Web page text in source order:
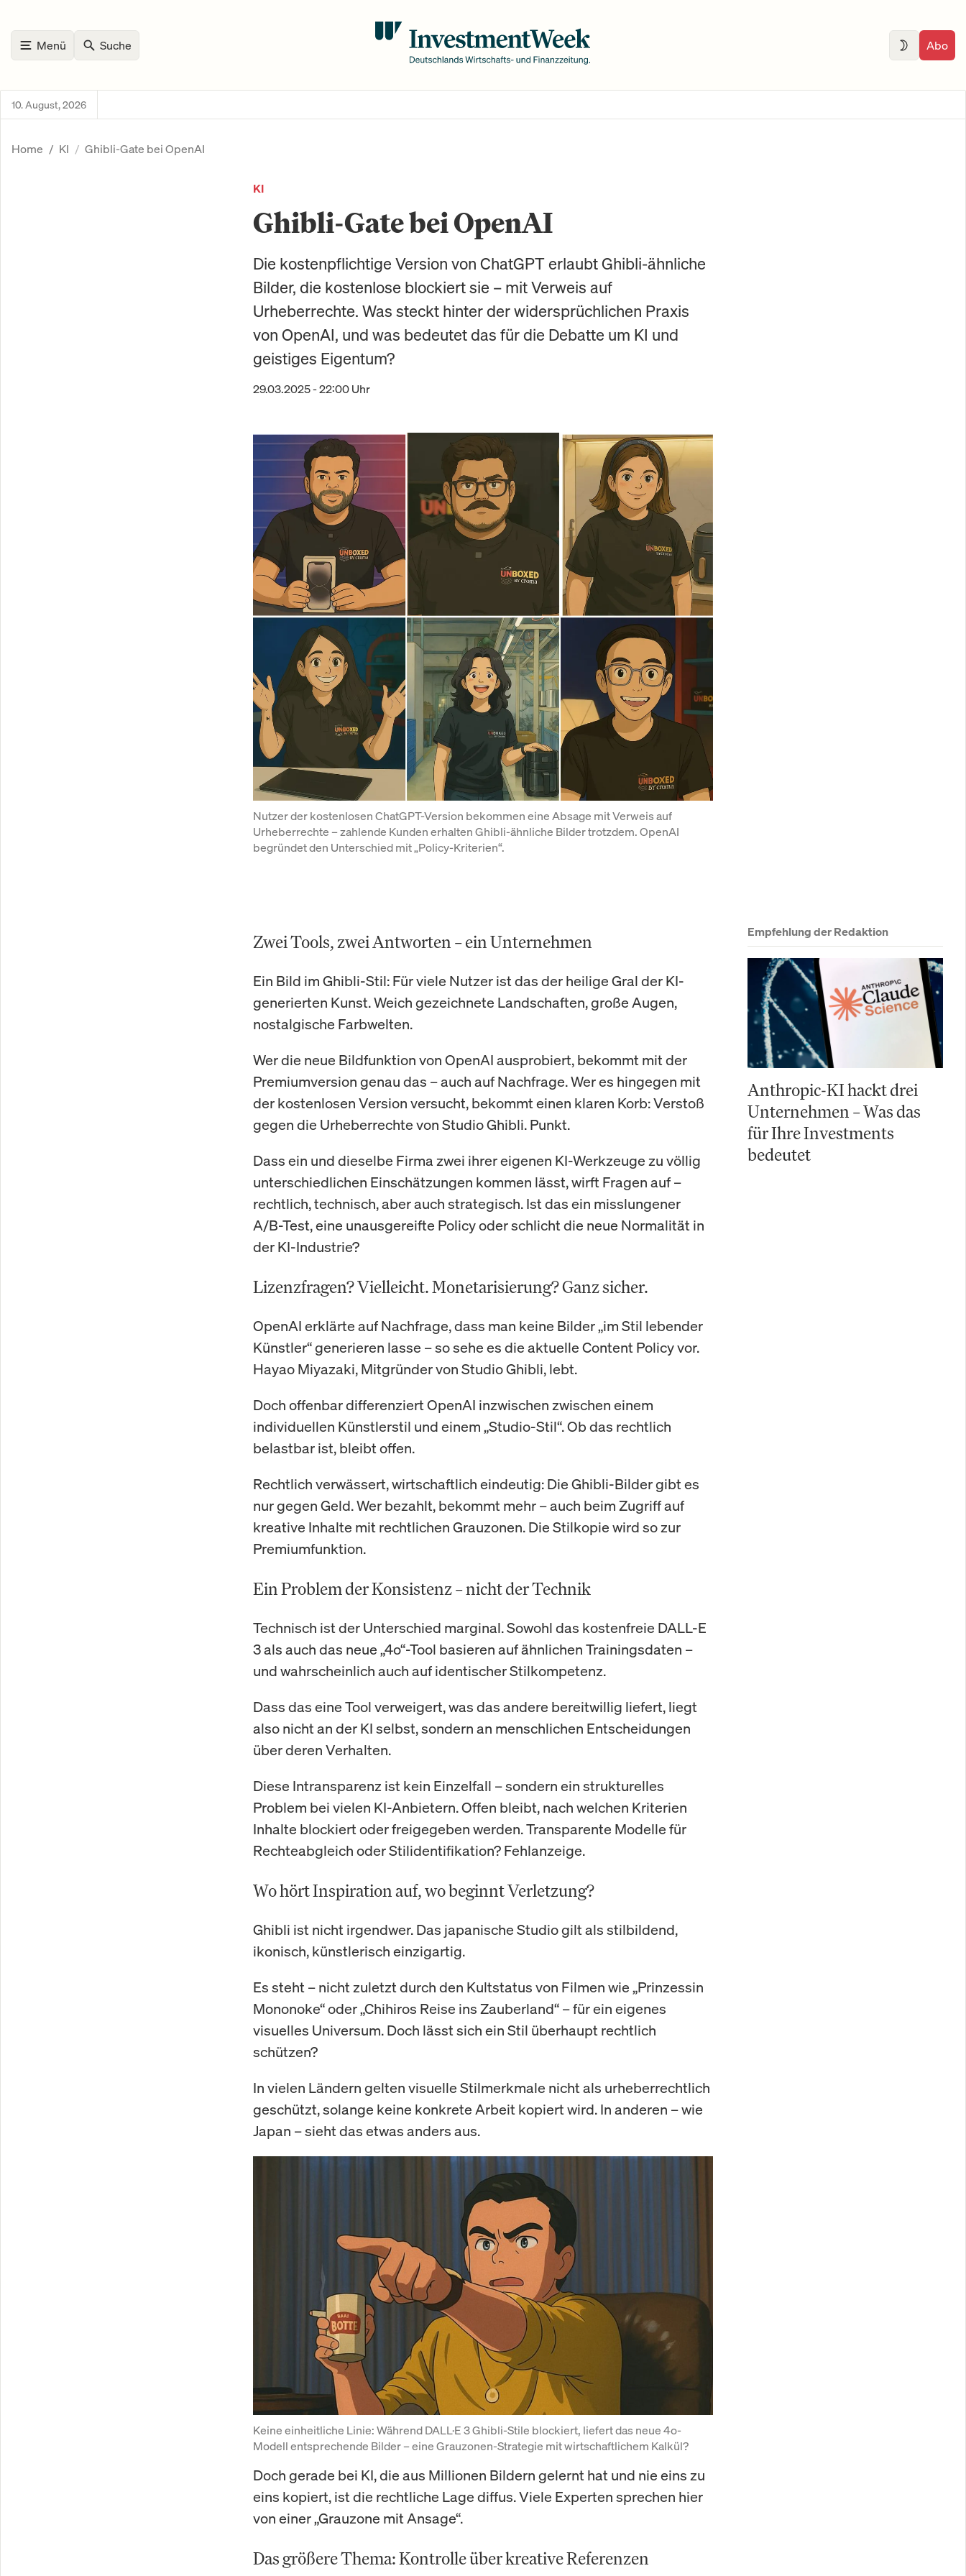
Menü Suche Abo
10. August, 2026
Home KI Ghibli-Gate bei OpenAI
KI
Ghibli-Gate bei OpenAI
Die kostenpflichtige Version von ChatGPT erlaubt Ghibli-ähnliche
Bilder, die kostenlose blockiert sie – mit Verweis auf
Urheberrechte. Was steckt hinter der widersprüchlichen Praxis
von OpenAI, und was bedeutet das für die Debatte um KI und
geistiges Eigentum?
29.03.2025 - 22:00 Uhr
Nutzer der kostenlosen ChatGPT-Version bekommen eine Absage mit Verweis auf
Urheberrechte – zahlende Kunden erhalten Ghibli-ähnliche Bilder trotzdem. OpenAI
begründet den Unterschied mit „Policy-Kriterien“.
Zwei Tools, zwei Antworten – ein Unternehmen
Ein Bild im Ghibli-Stil: Für viele Nutzer ist das der heilige Gral der KI-
generierten Kunst. Weich gezeichnete Landschaften, große Augen,
nostalgische Farbwelten.
Wer die neue Bildfunktion von OpenAI ausprobiert, bekommt mit der
Premiumversion genau das – auch auf Nachfrage. Wer es hingegen mit
der kostenlosen Version versucht, bekommt einen klaren Korb: Verstoß
gegen die Urheberrechte von Studio Ghibli. Punkt.
Dass ein und dieselbe Firma zwei ihrer eigenen KI-Werkzeuge zu völlig
unterschiedlichen Einschätzungen kommen lässt, wirft Fragen auf –
rechtlich, technisch, aber auch strategisch. Ist das ein misslungener
A/B-Test, eine unausgereifte Policy oder schlicht die neue Normalität in
der KI-Industrie?
Lizenzfragen? Vielleicht. Monetarisierung? Ganz sicher.
OpenAI erklärte auf Nachfrage, dass man keine Bilder „im Stil lebender
Künstler“ generieren lasse – so sehe es die aktuelle Content Policy vor.
Hayao Miyazaki, Mitgründer von Studio Ghibli, lebt.
Doch offenbar differenziert OpenAI inzwischen zwischen einem
individuellen Künstlerstil und einem „Studio-Stil“. Ob das rechtlich
belastbar ist, bleibt offen.
Rechtlich verwässert, wirtschaftlich eindeutig: Die Ghibli-Bilder gibt es
nur gegen Geld. Wer bezahlt, bekommt mehr – auch beim Zugriff auf
kreative Inhalte mit rechtlichen Grauzonen. Die Stilkopie wird so zur
Premiumfunktion.
Ein Problem der Konsistenz – nicht der Technik
Technisch ist der Unterschied marginal. Sowohl das kostenfreie DALL-E
3 als auch das neue „4o“-Tool basieren auf ähnlichen Trainingsdaten –
und wahrscheinlich auch auf identischer Stilkompetenz.
Dass das eine Tool verweigert, was das andere bereitwillig liefert, liegt
also nicht an der KI selbst, sondern an menschlichen Entscheidungen
über deren Verhalten.
Diese Intransparenz ist kein Einzelfall – sondern ein strukturelles
Problem bei vielen KI-Anbietern. Offen bleibt, nach welchen Kriterien
Inhalte blockiert oder freigegeben werden. Transparente Modelle für
Rechteabgleich oder Stilidentifikation? Fehlanzeige.
Wo hört Inspiration auf, wo beginnt Verletzung?
Ghibli ist nicht irgendwer. Das japanische Studio gilt als stilbildend,
ikonisch, künstlerisch einzigartig.
Es steht – nicht zuletzt durch den Kultstatus von Filmen wie „Prinzessin
Mononoke“ oder „Chihiros Reise ins Zauberland“ – für ein eigenes
visuelles Universum. Doch lässt sich ein Stil überhaupt rechtlich
schützen?
In vielen Ländern gelten visuelle Stilmerkmale nicht als urheberrechtlich
geschützt, solange keine konkrete Arbeit kopiert wird. In anderen – wie
Japan – sieht das etwas anders aus.
Keine einheitliche Linie: Während DALL·E 3 Ghibli-Stile blockiert, liefert das neue 4o-
Modell entsprechende Bilder – eine Grauzonen-Strategie mit wirtschaftlichem Kalkül?
Doch gerade bei KI, die aus Millionen Bildern gelernt hat und nie eins zu
eins kopiert, ist die rechtliche Lage diffus. Viele Experten sprechen hier
von einer „Grauzone mit Ansage“.
Das größere Thema: Kontrolle über kreative Referenzen
Empfehlung der Redaktion
Anthropic-KI hackt drei
Unternehmen – Was das
für Ihre Investments
bedeutet